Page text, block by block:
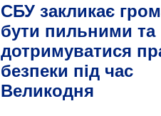
СБУ закликає
бути пильними та
дотримуватися
безпеки під час
Великодня